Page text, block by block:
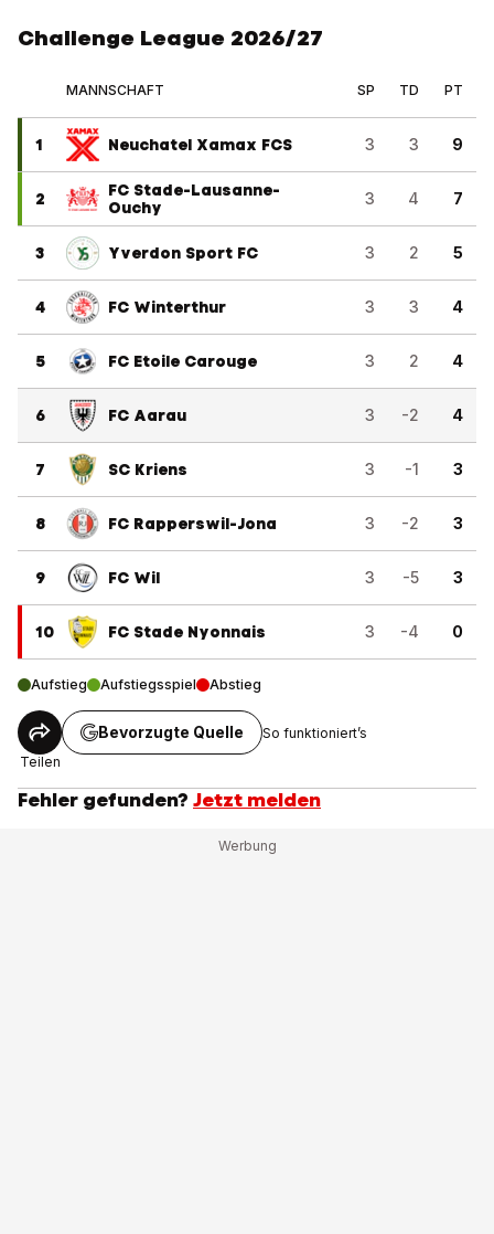
Challenge League 2026/27
MANNSCHAFT SP TD PT
1 Neuchatel Xamax FCS 3 3 9
2
FC Stade-Lausanne-
Ouchy
3 4 7
3 Yverdon Sport FC 3 2 5
4 FC Winterthur 3 3 4
5 FC Etoile Carouge 3 2 4
6 FC Aarau 3 -2 4
7 SC Kriens 3 -1 3
8 FC Rapperswil-Jona 3 -2 3
9 FC Wil 3 -5 3
10 FC Stade Nyonnais 3 -4 0
Aufstieg Aufstiegsspiel Abstieg
Teilen
Bevorzugte Quelle So funktioniert’s
Fehler gefunden? Jetzt melden